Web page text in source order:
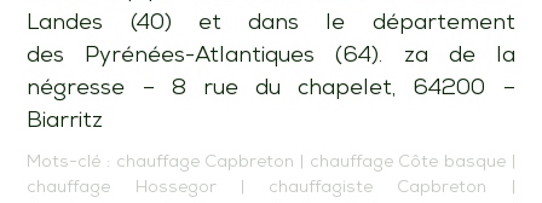
Landes (40) et dans le département
des Pyrénées-Atlantiques (64). za de la
négresse – 8 rue du chapelet, 64200 –
Biarritz
Mots-clé : chauffage Capbreton chauffage Côte basque|
chauffage Hossegor| chauffagiste Capbreton